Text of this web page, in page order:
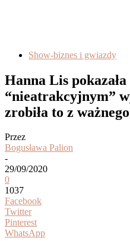
Show-biznes i gwiazdy
Hanna Lis pokazała
“nieatrakcyjnym”
zrobiła to z
Przez
Bogusława Palion
-
29/09/2020
0
1037
Facebook
Twitter
Pinterest
WhatsApp